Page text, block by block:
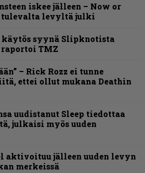
iskee jälleen – Now or
tulevalta levyltä julki
syynä Slipknotista
TMZ
– Rick Rozz ei tunne
ettei ollut mukana Deathin
uudistanut Sleep tiedottaa
julkaisi myös uuden
aktivoituu jälleen uuden levyn
merkeissä